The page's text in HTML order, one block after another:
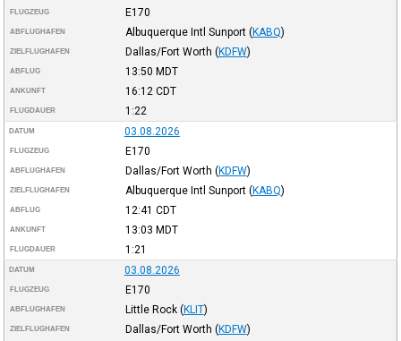
FLUGZEUG E170
ABFLUGHAFEN Albuquerque Intl Sunport (KABQ)
ZIELFLUGHAFEN Dallas/Fort Worth (KDFW)
ABFLUG 13:50 MDT
ANKUNFT 16:12 CDT
FLUGDAUER 1:22
DATUM 03.08.2026
FLUGZEUG E170
ABFLUGHAFEN Dallas/Fort Worth (KDFW)
ZIELFLUGHAFEN Albuquerque Intl Sunport (KABQ)
ABFLUG 12:41 CDT
ANKUNFT 13:03 MDT
FLUGDAUER 1:21
DATUM 03.08.2026
FLUGZEUG E170
ABFLUGHAFEN Little Rock (KLIT)
ZIELFLUGHAFEN Dallas/Fort Worth (KDFW)